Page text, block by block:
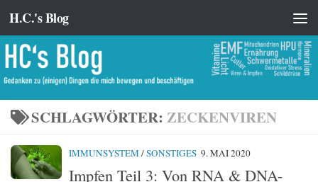
Zum Inhalt springen
H.C.'s Blog
SCHLAGWÖRTER: ZECKENVIREN
IMMUNSYSTEM /SONSTIGES 9. MAI 2020
Impfen Teil 3: Von RNA & DNA-